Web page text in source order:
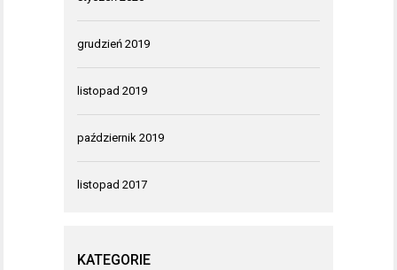
grudzień 2019
listopad 2019
październik 2019
listopad 2017
KATEGORIE